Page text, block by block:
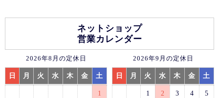
ネットショップ
営業カレンダー
2026年8月の定休日
日 月 火 水 木 金 土
1
2026年9月の定休日
日 月 火 水 木 金 土
1 2 3 4 5